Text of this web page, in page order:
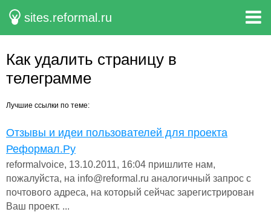
sites.reformal.ru
Как удалить страницу в
телеграмме
Лучшие ссылки по теме:
Отзывы и идеи пользователей для проекта
Реформал.Ру
reformalvoice, 13.10.2011, 16:04 пришлите нам,
пожалуйста, на info@reformal.ru аналогичный запрос с
почтового адреса, на который сейчас зарегистрирован
Ваш проект. ...